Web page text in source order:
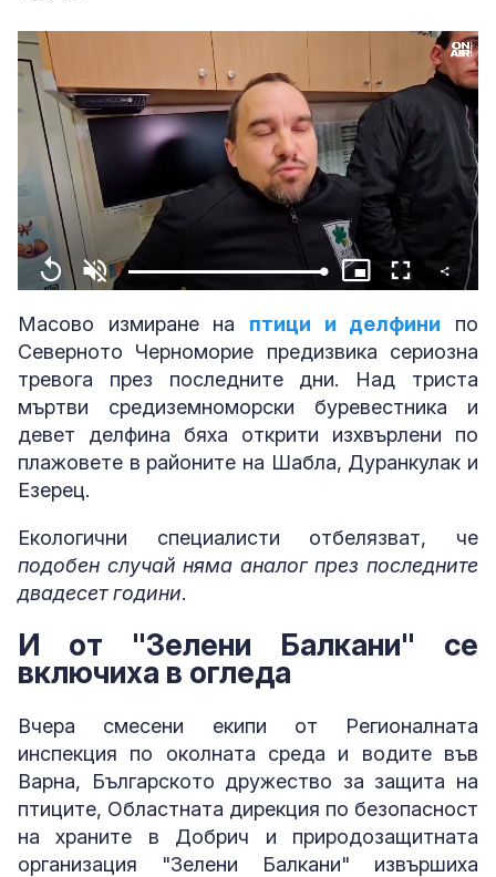
Replay Unmute Loaded:
Picture-
Fullscreen Share
Масово измиране на птици и делфини по
Северното Черноморие предизвика сериозна
тревога през последните дни. Над триста
мъртви средиземноморски буревестника и
девет делфина бяха открити изхвърлени по
плажовете в районите на Шабла, Дуранкулак и
Езерец.
Екологични специалисти отбелязват, че
подобен случай няма аналог през последните
двадесет години.
И от "Зелени Балкани" се
включиха в огледа
Вчера смесени екипи от Регионалната
инспекция по околната среда и водите във
Варна, Българското дружество за защита на
птиците, Областната дирекция по безопасност
на храните в Добрич и природозащитната
организация "Зелени Балкани" извършиха